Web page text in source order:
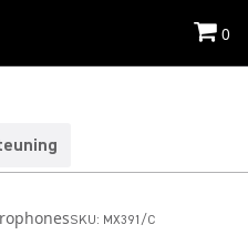
0
SKU: MX391/C